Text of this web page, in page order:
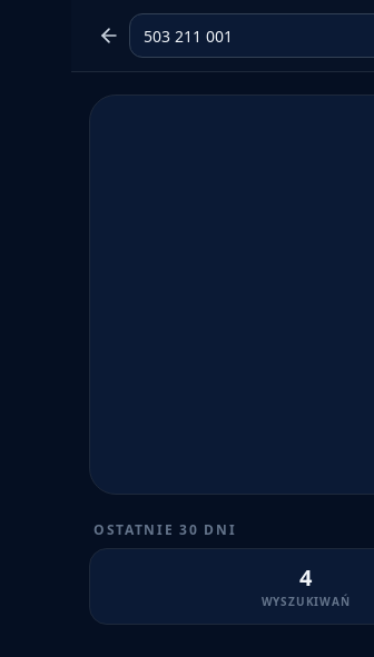
OSTATNIE 30 DNI
4
WYSZUKIWAŃ